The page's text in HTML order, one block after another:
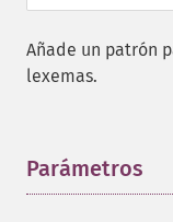
Añade un patrón
lexemas.
Parámetros